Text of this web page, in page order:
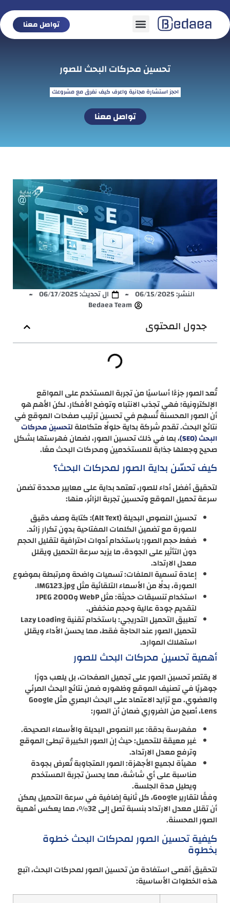
تواصل معنا
تحسين محركات البحث للصور
احجز استشارة مجانية واعرف كيف نفرق مع مشروعك
تواصل معنا
النشر:06/15/2025
ال تحديث: 06/17/2025
Bedaea Team
جدول المحتوى
تُعد الصور جزءًا أساسيًا من تجربة المستخدم على المواقع
الإلكترونية؛ فهي تجذب الانتباه وتوضح الأفكار. لكن الأهم هو
أن الصور المحسنة تُسهِم في تحسين ترتيب صفحات الموقع في
نتائج البحث. تقدم شركة بداية حلولًا متكاملة لتحسين محركات
البحث (SEO)
، بما في ذلك تحسين الصور، لضمان فهرستها بشكل
صحيح وجعلها جذابة للمستخدمين ومحركات البحث معًا.
كيف تحسّن بداية الصور لمحركات البحث؟
لتحقيق أفضل أداء للصور، تعتمد بداية على معايير محددة تضمن
سرعة تحميل الموقع وتحسين تجربة الزائر، منها:
تحسين النصوص البديلة (Alt Text): كتابة وصف دقيق
للصورة مع تضمين الكلمات المفتاحية بدون تكرار زائد.
ضغط حجم الصور: باستخدام أدوات احترافية لتقليل الحجم
دون التأثير على الجودة، ما يزيد سرعة التحميل ويقلل
معدل الارتداد.
إعادة تسمية الملفات: تسميات واضحة ومرتبطة بموضوع
الصورة، بدلًا من الأسماء التلقائية مثل IMG123.jpg.
استخدام تنسيقات حديثة: مثل WebP وJPEG 2000
لتقديم جودة عالية وحجم منخفض.
تطبيق التحميل التدريجي: باستخدام تقنية Lazy Loading
لتحميل الصور عند الحاجة فقط، مما يحسن الأداء ويقلل
استهلاك الموارد.
أهمية تحسين محركات البحث للصور
لا يقتصر تحسين الصور على تجميل الصفحات، بل يلعب دورًا
جوهريًا في تصنيف الموقع وظهوره ضمن نتائج البحث المرئي
والعضوي. مع تزايد الاعتماد على البحث البصري مثل Google
Lens، أصبح من الضروري ضمان أن الصور:
مفهرسة بدقة: عبر النصوص البديلة والأسماء الصحيحة.
غير معيقة للتحميل: حيث إن الصور الكبيرة تبطئ الموقع
وترفع معدل الارتداد.
مهيأة لجميع الأجهزة: الصور المتجاوبة تُعرض بجودة
مناسبة على أي شاشة، مما يحسن تجربة المستخدم
ويطيل مدة الجلسة.
وفقًا لتقارير Google، كل ثانية إضافية في سرعة التحميل يمكن
أن تقلل معدل الارتداد بنسبة تصل إلى 32%، مما يعكس أهمية
الصور المحسنة.
كيفية تحسين الصور لمحركات البحث خطوة
بخطوة
لتحقيق أقصى استفادة من تحسين الصور لمحركات البحث، اتبع
هذه الخطوات الأساسية: